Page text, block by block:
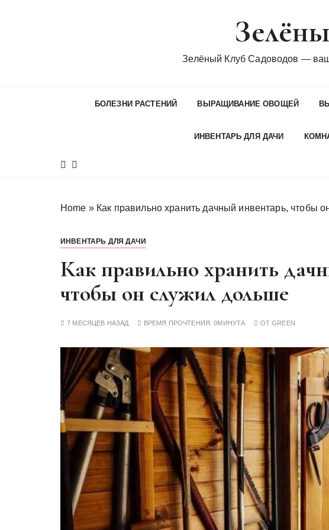
Зелёный Клуб Садоводов —
БОЛЕЗНИ РАСТЕНИЙ ВЫРАЩИВАНИЕ ОВОЩЕЙ
ИНВЕНТАРЬ ДЛЯ ДАЧИ
Home » Как правильно хранить дачный инвентарь, чтобы
ИНВЕНТАРЬ ДЛЯ ДАЧИ
Как правильно хранить
чтобы он служил дольше
7 МЕСЯЦЕВ НАЗАД ВРЕМЯ ПРОЧТЕНИЯ:0МИНУТА ОТGREEN